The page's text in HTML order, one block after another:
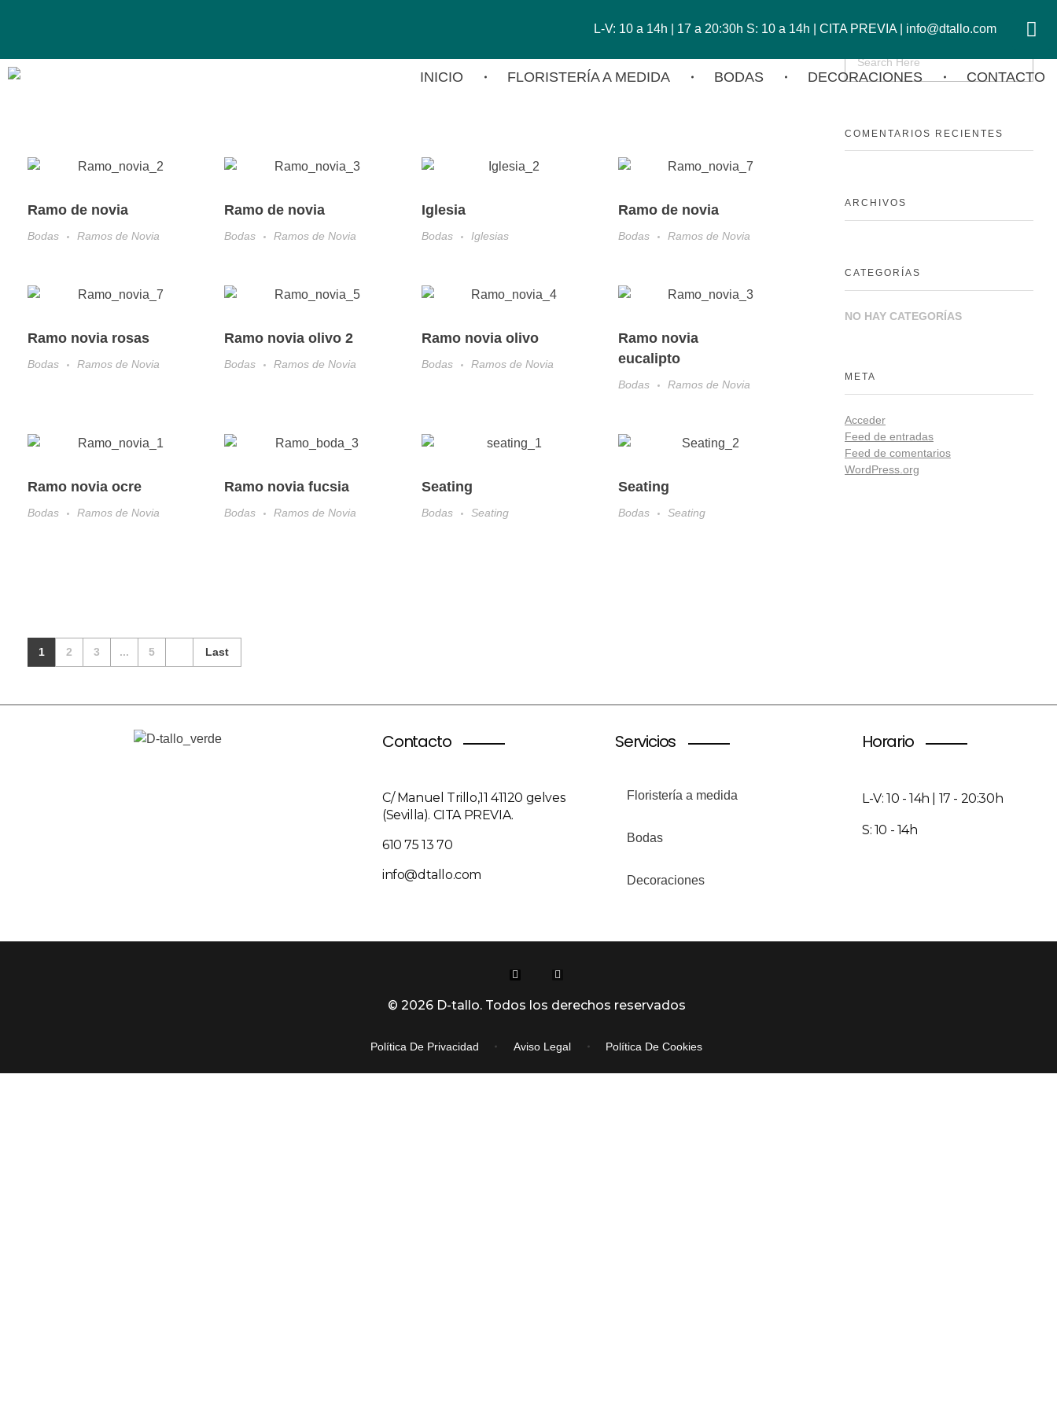
L-V: 10 a 14h | 17 a 20:30h S: 10 a 14h | CITA PREVIA | info@dtallo.com
INICIO FLORISTERÍA A MEDIDA BODAS DECORACIONES CONTACTO
Ramo de novia
Bodas Ramos de Novia
Ramo de novia
Bodas Ramos de Novia
Iglesia
Bodas Iglesias
Ramo de novia
Bodas Ramos de Novia
Ramo novia rosas
Bodas Ramos de Novia
Ramo novia olivo 2
Bodas Ramos de Novia
Ramo novia olivo
Bodas Ramos de Novia
Ramo novia
eucalipto
Bodas Ramos de Novia
Ramo novia ocre
Bodas Ramos de Novia
Ramo novia fucsia
Bodas Ramos de Novia
Seating
Bodas Seating
Seating
Bodas Seating
1 2 3 ... 5 Last
COMENTARIOS RECIENTES
ARCHIVOS
CATEGORÍAS
NO HAY CATEGORÍAS
META
Acceder
Feed de entradas
Feed de comentarios
WordPress.org
Contacto
C/ Manuel Trillo,11 41120 gelves
(Sevilla). CITA PREVIA.
610 75 13 70
info@dtallo.com
Servicios
Floristería a medida
Bodas
Decoraciones
Horario
L-V: 10 - 14h | 17 - 20:30h
S: 10 - 14h
© 2026 D-tallo. Todos los derechos reservados
Política De Privacidad Aviso Legal Política De Cookies